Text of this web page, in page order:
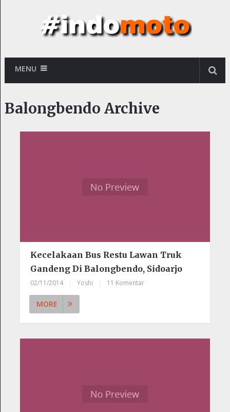
MENU
Balongbendo Archive
Kecelakaan Bus Restu Lawan Truk
Gandeng Di Balongbendo, Sidoarjo
02/11/2014 Yoshi 11 Komentar
MORE